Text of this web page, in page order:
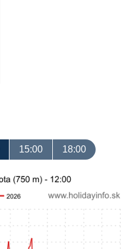
15:00 18:00